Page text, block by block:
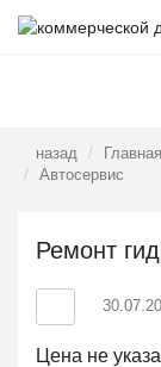
назад Главная
Автосервис
Ремонт
Цена не